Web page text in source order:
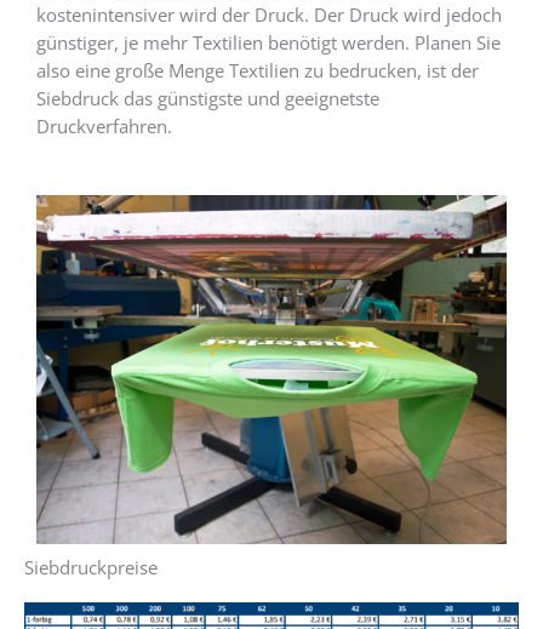
kostenintensiver wird der Druck. Der Druck wird jedoch
günstiger, je mehr Textilien benötigt werden. Planen Sie
also eine große Menge Textilien zu bedrucken, ist der
Siebdruck das günstigste und geeignetste
Druckverfahren.
Siebdruckpreise